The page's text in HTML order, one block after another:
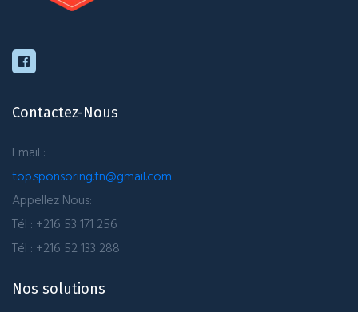
Contactez-Nous
Email :
top.sponsoring.tn@gmail.com
Appellez Nous:
Tél : +216 53 171 256
Tél : +216 52 133 288
Nos solutions